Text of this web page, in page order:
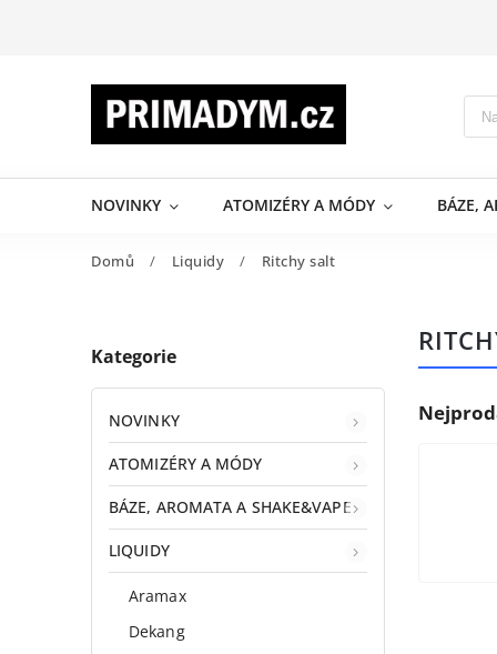
NOVINKY ATOMIZÉRY A MÓDY BÁZE,
Domů / Liquidy / Ritchy salt
Kategorie
NOVINKY
ATOMIZÉRY A MÓDY
BÁZE, AROMATA A SHAKE&VAPE
LIQUIDY
Aramax
Dekang